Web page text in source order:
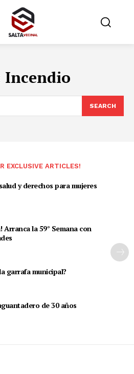
Incendio
SEARCH
EXCLUSIVE ARTICLES!
y derechos para mujeres
Arranca la 59° Semana con
garrafa municipal?
de 30 años